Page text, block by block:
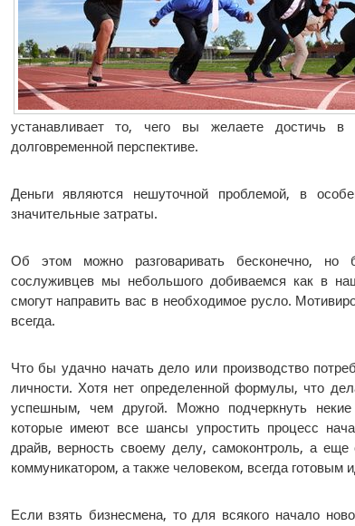
устанавливает то, чего вы желаете достичь
долговременной перспективе.
Деньги являются нешуточной проблемой, в
значительные затраты.
Об этом можно разговаривать бесконечно, но
сослуживцев мы небольшого добиваемся как в
смогут направить вас в необходимое русло.
всегда.
Что бы удачно начать дело или производство
личности. Хотя нет определенной формулы, что
успешным, чем другой. Можно подчеркнуть
которые имеют все шансы упростить процесс
драйв, верность своему делу, самоконтроль, а
коммуникатором, а также человеком, всегда готовым
Если взять бизнесмена, то для всякого начало